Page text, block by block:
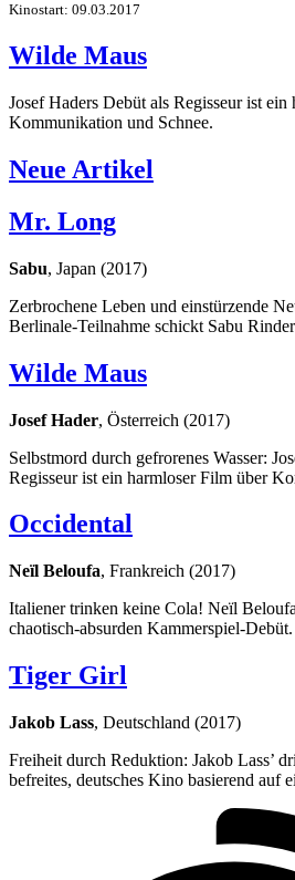
Kinostart: 09.03.2017
Wilde Maus
Josef Haders Debüt als Regisseur ist
Kommunikation und Schnee.
Neue Artikel
Mr. Long
Sabu, Japan (2017)
Zerbrochene Leben und einstürzende
Berlinale-Teilnahme schickt Sabu
Wilde Maus
Josef Hader, Österreich (2017)
Selbstmord durch gefrorenes Wasser:
Regisseur ist ein harmloser Film über
Occidental
Neïl Beloufa, Frankreich (2017)
Italiener trinken keine Cola! Neïl
chaotisch-absurden Kammerspiel-Debüt.
Tiger Girl
Jakob Lass, Deutschland (2017)
Freiheit durch Reduktion: Jakob Lass’
befreites, deutsches Kino basierend auf